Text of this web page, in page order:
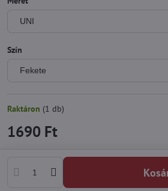
Szín
Raktáron (1 db)
1690 Ft